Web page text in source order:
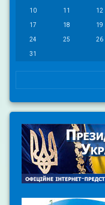
10 11 12
17 18 19
24 25 26
31